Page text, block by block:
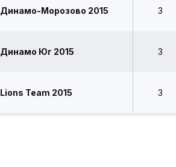
Динамо-Морозово 2015 3
Динамо Юг 2015 3
Lions Team 2015 3